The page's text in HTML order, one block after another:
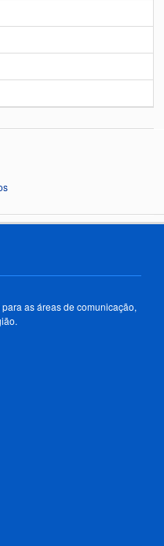
as áreas de comunicação,